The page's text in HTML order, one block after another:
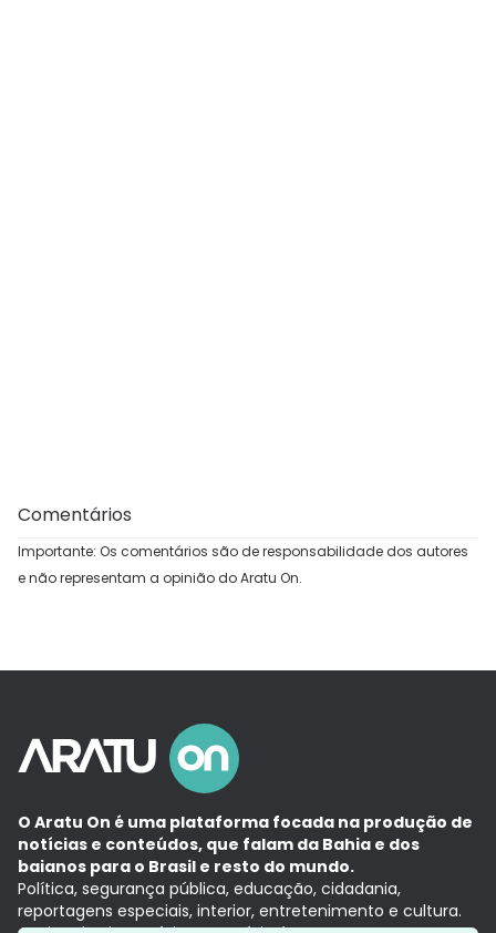
Comentários
Importante: Os comentários são de responsabilidade dos autores
e não representam a opinião do Aratu On.
O Aratu On é uma plataforma focada na produção de
notícias e conteúdos, que falam da Bahia e dos
baianos para o Brasil e resto do mundo.
Política, segurança pública, educação, cidadania,
reportagens especiais, interior, entretenimento e cultura.